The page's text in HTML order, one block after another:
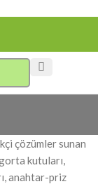
çözümler sunan
kutuları,
anahtar-priz